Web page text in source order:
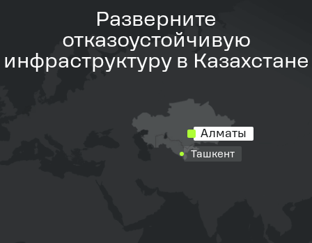
Разверните
отказоустойчивую
инфраструктуру в Казахстане
Алматы
Ташкент